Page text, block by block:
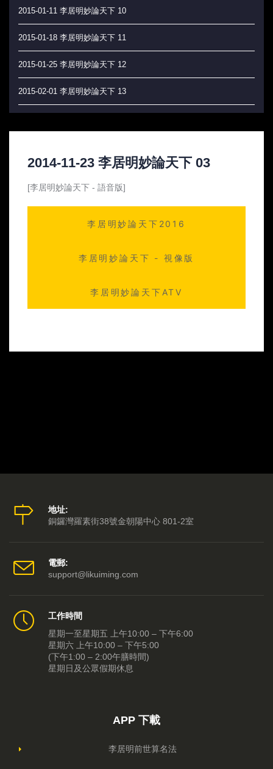
2015-01-11 李居明妙論天下 10
2015-01-18 李居明妙論天下 11
2015-01-25 李居明妙論天下 12
2015-02-01 李居明妙論天下 13
2015-02-22 李居明妙論天下 16
2015-03-08 李居明妙論天下 18
2014-11-23 李居明妙論天下 03
[李居明妙論天下 - 語音版]
李居明妙論天下2016
李居明妙論天下 - 視像版
李居明妙論天下ATV
地址:
銅鑼灣羅素街38號金朝陽中心 801-2室
電郵:
support@likuiming.com
工作時間
星期一至星期五 上午10:00 – 下午6:00
星期六 上午10:00 – 下午5:00
(下午1:00 – 2:00午膳時間)
星期日及公眾假期休息
APP 下載
李居明前世算名法